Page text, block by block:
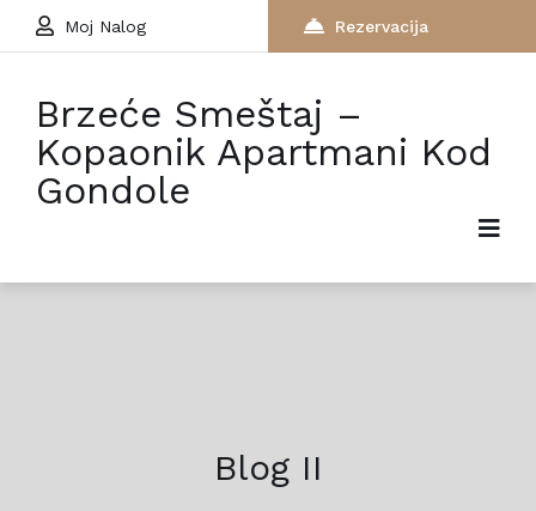
Moj Nalog Rezervacija
Brzeće Smeštaj –
Kopaonik Apartmani Kod
Gondole
Blog II